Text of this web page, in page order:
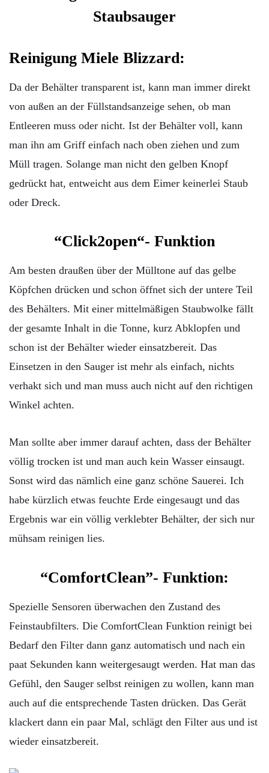
Reinigung Miele Blizzard:
Da der Behälter transparent ist, kann man immer direkt
von außen an der Füllstandsanzeige sehen, ob man
Entleeren muss oder nicht. Ist der Behälter voll, kann
man ihn am Griff einfach nach oben ziehen und zum
Müll tragen. Solange man nicht den gelben Knopf
gedrückt hat, entweicht aus dem Eimer keinerlei Staub
oder Dreck.
“Click2open“- Funktion
Am besten draußen über der Mülltone auf das gelbe
Köpfchen drücken und schon öffnet sich der untere Teil
des Behälters. Mit einer mittelmäßigen Staubwolke fällt
der gesamte Inhalt in die Tonne, kurz Abklopfen und
schon ist der Behälter wieder einsatzbereit. Das
Einsetzen in den Sauger ist mehr als einfach, nichts
verhakt sich und man muss auch nicht auf den richtigen
Winkel achten.
Man sollte aber immer darauf achten, dass der Behälter
völlig trocken ist und man auch kein Wasser einsaugt.
Sonst wird das nämlich eine ganz schöne Sauerei. Ich
habe kürzlich etwas feuchte Erde eingesaugt und das
Ergebnis war ein völlig verklebter Behälter, der sich nur
mühsam reinigen lies.
“ComfortClean”- Funktion:
Spezielle Sensoren überwachen den Zustand des
Feinstaubfilters. Die ComfortClean Funktion reinigt bei
Bedarf den Filter dann ganz automatisch und nach ein
paat Sekunden kann weitergesaugt werden. Hat man das
Gefühl, den Sauger selbst reinigen zu wollen, kann man
auch auf die entsprechende Tasten drücken. Das Gerät
klackert dann ein paar Mal, schlägt den Filter aus und ist
wieder einsatzbereit.